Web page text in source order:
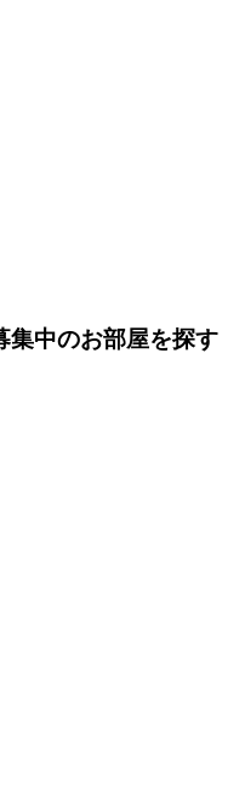
集中のお部屋を探す